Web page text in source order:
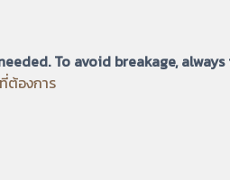
To avoid breakage,
ต้องการ